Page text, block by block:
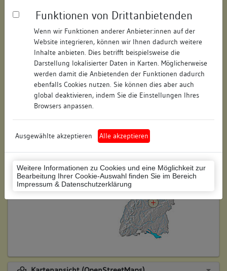
Funktionen von Drittanbietenden
Wenn wir Funktionen anderer Anbieter:innen auf der
Website integrieren, können wir Ihnen dadurch weitere
Inhalte anbieten. Dies betrifft beispielsweise die
Darstellung lokalisierter Daten in Karten. Möglicherweise
werden damit die Anbietenden der Funktionen dadurch
ebenfalls Cookies nutzen. Sie können dies aber auch
global deaktivieren, indem Sie die Einstellungen Ihres
Browsers anpassen.
Ausgewählte akzeptieren Alle akzeptieren
Weitere Informationen zu Cookies und eine Möglichkeit zur
Bearbeitung Ihrer Cookie-Auswahl finden Sie im Bereich
Impressum & Datenschutzerklärung
Postleitzahl: 73728
Stadt-Teilort: Esslingen
Regierungsbezirk: Stuttgart
Esslingen (Landkreis)
Wohnplatzschlüssel: 8116019003
Flurstücknummer: keine
Historischer Straßenname: keiner
Lage des Wohnplatzes: